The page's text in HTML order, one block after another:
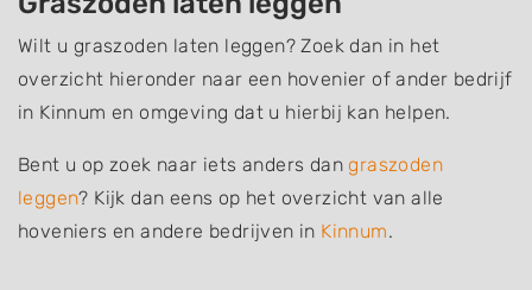
Wilt u graszoden laten leggen? Zoek dan in het
overzicht hieronder naar een hovenier of ander bedrijf
in Kinnum en omgeving dat u hierbij kan helpen.
Bent u op zoek naar iets anders dangraszoden
leggen? Kijk dan eens op het overzicht van alle
hoveniers en andere bedrijven in Kinnum.